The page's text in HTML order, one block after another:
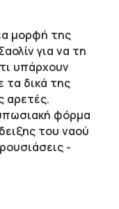
μορφή της
για να τη
υπάρχουν
τα δικά της
αρετές.
φόρμα
του ναού
-